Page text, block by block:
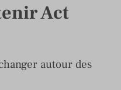
Act
autour des